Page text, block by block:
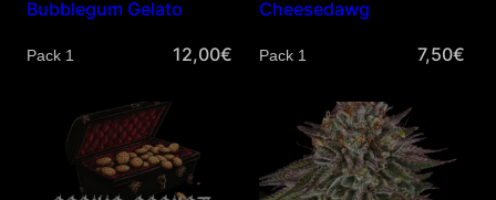
Bubblegum Gelato
Cantidad 12,00€
Cheesedawg
Cantidad 7,50€